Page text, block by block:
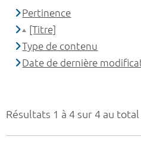
Résultats 1 à 4 sur 4 au total
Pertinence
[Titre]
Type de contenu
Date de dernière